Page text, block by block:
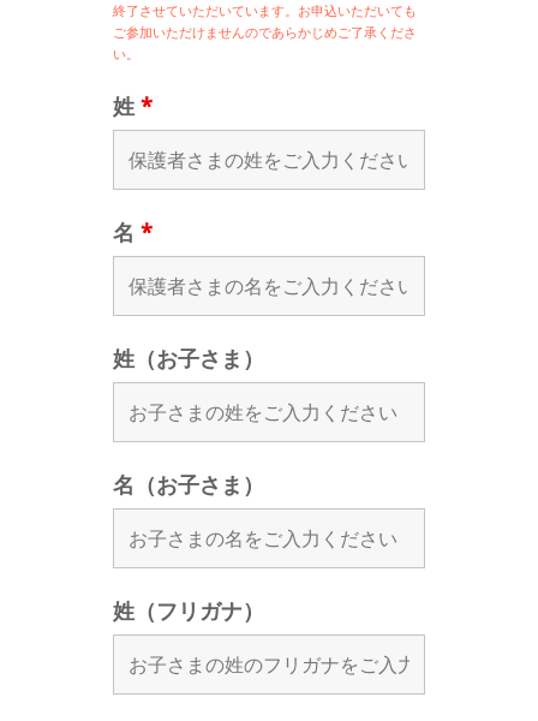
終了させていただいています。お申込いただいても
ご参加いただけませんのであらかじめご了承くださ
い。
姓 *
名 *
姓（お子さま）
名（お子さま）
姓（フリガナ）